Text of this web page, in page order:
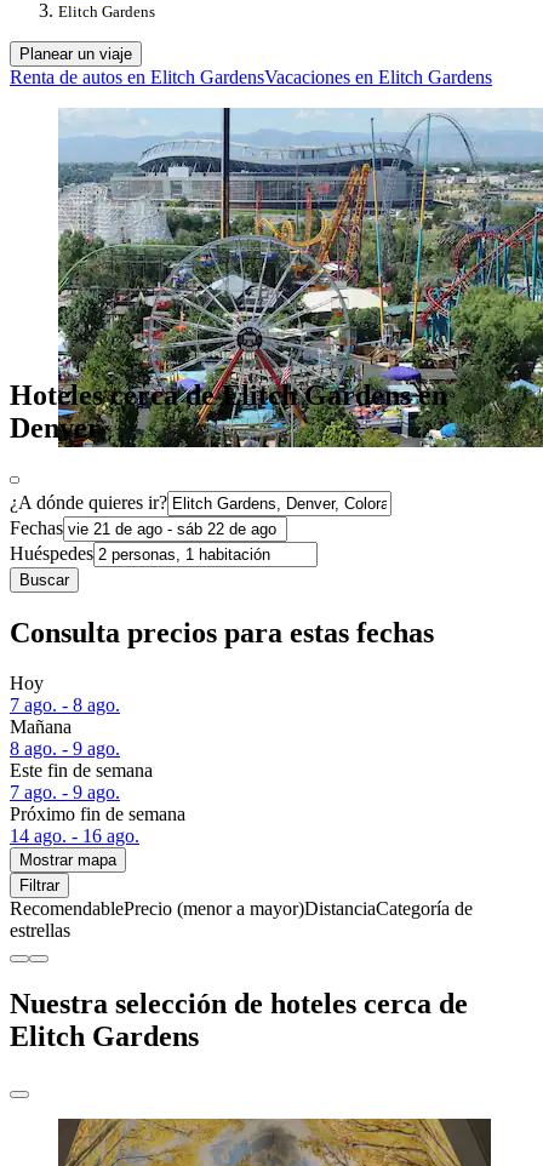
Elitch Gardens
Planear un viaje
Renta de autos en Elitch GardensVacaciones en Elitch Gardens
Hoteles cerca de Elitch Gardens en
Denver
¿A dónde quieres ir?
Fechas
Huéspedes
Buscar
Consulta precios para estas fechas
Hoy
7 ago. - 8 ago.
Mañana
8 ago. - 9 ago.
Este fin de semana
7 ago. - 9 ago.
Próximo fin de semana
14 ago. - 16 ago.
Mostrar mapa
Filtrar
RecomendablePrecio (menor a mayor)DistanciaCategoría de
estrellas
Nuestra selección de hoteles cerca de
Elitch Gardens